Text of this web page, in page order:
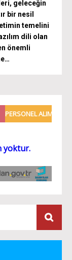
geleceğin
bir nesil
temelini
dili olan
önemli